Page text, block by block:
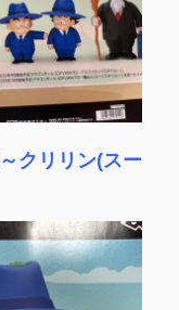
クリリン(スー